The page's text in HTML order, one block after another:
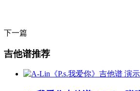
下一篇
吉他谱推荐